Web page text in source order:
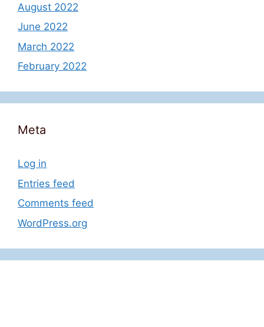
August 2022
June 2022
March 2022
February 2022
Meta
Log in
Entries feed
Comments feed
WordPress.org